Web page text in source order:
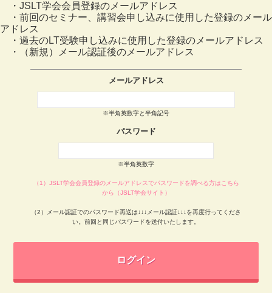
・JSLT学会会員登録のメールアドレス
・前回のセミナー、講習会申し込みに使用した登録のメール
アドレス
・過去のLT受験申し込みに使用した登録のメールアドレス
・（新規）メール認証後のメールアドレス
メールアドレス
※半角英数字と半角記号
パスワード
※半角英数字
（1）JSLT学会会員登録のメールアドレスでパスワードを調べる方はこちら
から（JSLT学会サイト）
（2）メール認証でのパスワード再送は↓↓↓メール認証↓↓↓を再度行ってくださ
い。前回と同じパスワードを送付いたします。